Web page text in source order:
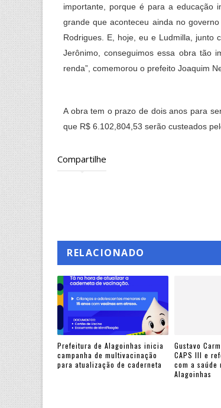
importante, porque é para a educação
grande que aconteceu ainda no
Rodrigues. E, hoje, eu e Ludmilla, junto
Jerônimo, conseguimos essa obra tão
renda”, comemorou o prefeito Joaquim
A obra tem o prazo de dois anos para
que R$ 6.102,804,53 serão custeados
Compartilhe
RELACIONADO
Prefeitura de Alagoinhas inicia
campanha de multivacinação
para atualização de caderneta
Gustavo
CAPS III e
com a saúde
Alagoinhas